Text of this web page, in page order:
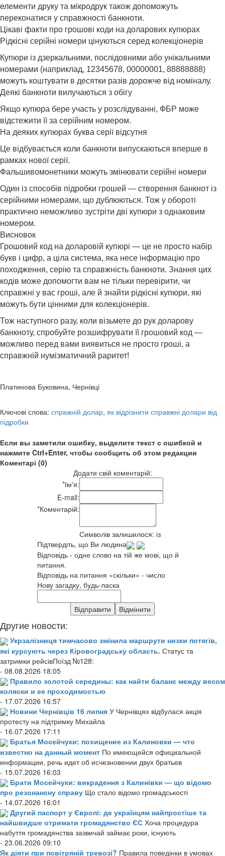
елементи друку та мікродрук також допоможуть
переконатися у справжності банкноти.
Цікаві факти про грошові коди на доларових купюрах
Рідкісні серійні номери цінуються серед колекціонерів
Купюри із дзеркальними, послідовними або унікальними
номерами (наприклад, 12345678, 00000001, 88888888)
можуть коштувати в десятки разів дорожче від номіналу.
Деякі банкноти вилучаються з обігу
Якщо купюра бере участь у розслідуванні, ФБР може
відстежити її за серійним номером.
На деяких купюрах буква серії відсутня
Це відбувається коли банкноти випускаються вперше в
рамках нової серії.
Фальшивомонетники можуть змінювати серійні номери
Один із способів підробки грошей — створення банкнот із
серійними номерами, що дублюються. Тож у обороті
практично неможливо зустріти дві купюри з однаковим
номером.
Висновок
Грошовий код на доларовій купюрі — це не просто набір
букв і цифр, а ціла система, яка несе інформацію про
походження, серію та справжність банкноти. Знання цих
кодів може допомогти вам не тільки перевірити, чи
справжні у вас гроші, але й знайти рідкісні купюри, які
можуть бути цінними для колекціонерів.
Тож наступного разу, коли візьмете до рук доларову
банкноту, спробуйте розшифрувати її грошовий код —
можливо перед вами виявиться не просто гроші, а
справжній нумізматичний раритет!
Платинова Буковина, Чернівці
Ключові слова: спражній долар, як відрізнити справжні долари від
підробки
Если вы заметили ошибку, выделите текст с ошибкой и
нажмите Ctrl+Enter, чтобы сообщить об этом редакции
Коментарі (0)
Додати свій коментарій:
*Ім'я:
E-mail:
*Коментарій:
Символів залишилося: із
Підтвердіть, що Ви людина
Відповідь - одне слово на тій же мові, що й
питання.
Відповідь на питання «скільки» - число
Нову загадку, будь-ласка
Другие новости:
Укрзалізниця тимчасово змінила маршрути низки потягів,
які курсують через Кіровоградську область. Статус та
затримки рейсівПоїзд №128:
- 08.08.2026 18:05
Правило золотой середины: как найти баланс между весом
коляски и ее проходимостью
- 17.07.2026 16:57
Новини Чернівців 16 липня У Чернівцях відбулася акція
протесту на підтримку Михайла
- 16.07.2026 17:11
Братья Мосейчуки: похищение из Калиновки — что
известно на данный момент По имеющейся официальной
информации, речь идет об исчезновении двух братьев
- 15.07.2026 16:03
Брати Мосейчуки: викрадення з Калинівки — що відомо
про резонансну справу Що стало відомо громадськості
- 14.07.2026 16:01
Другий паспорт у Європі: де українцям найпростіше та
найшвидше отримати громадянство ЄС Хоча процедура
набуття громадянства зазвичай займає роки, існують
- 23.06.2026 09:10
Як діяти при повітряній тревозі? Правила поведінки в умовах